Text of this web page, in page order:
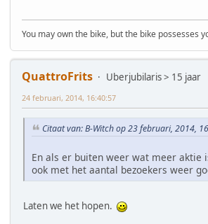
You may own the bike, but the bike possesses
QuattroFrits
Uberjubilaris > 15 jaar
24 februari, 2014, 16:40:57
Citaat van: B-Witch op 23 februari, 2014,
En als er buiten weer wat meer aktie
ook met het aantal bezoekers weer
Laten we het hopen.